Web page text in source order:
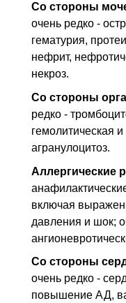
Со стороны
очень редко -
гематурия,
нефрит,
некроз.
Со стороны
редко -
гемолитическая
агранулоцитоз.
Аллергические
включая
давления и шок;
Со стороны
очень редко -
повышение АД,